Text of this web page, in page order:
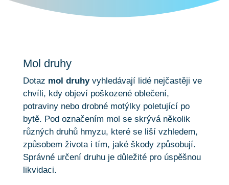
Mol druhy
Dotaz mol druhyvyhledávají lidé nejčastěji ve
chvíli, kdy objeví poškozené oblečení,
potraviny nebo drobné motýlky poletující po
bytě. Pod označením mol se skrývá několik
různých druhů hmyzu, které se liší vzhledem,
způsobem života i tím, jaké škody způsobují.
Správné určení druhu je důležité pro úspěšnou
likvidaci.